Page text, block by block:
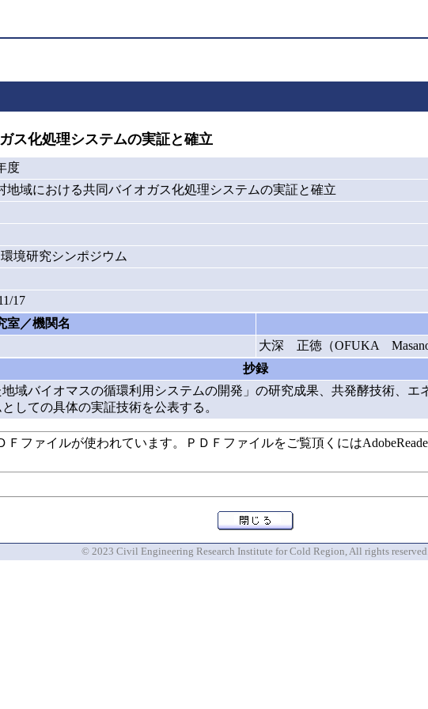
ス化処理システムの実証と確立
度
地域における共同バイオガス化処理システムの実証と確立
境研究シンポジウム
17
室／機関名
大深 正徳（OFUKA
抄録
域バイオマスの循環利用システムの開発」の研究成果、共発酵技術、
しての具体の実証技術を公表する。
ファイルが使われています。ＰＤＦファイルをご覧頂くには
© 2023 Civil Engineering Research Institute for Cold Region, All rights reserved.